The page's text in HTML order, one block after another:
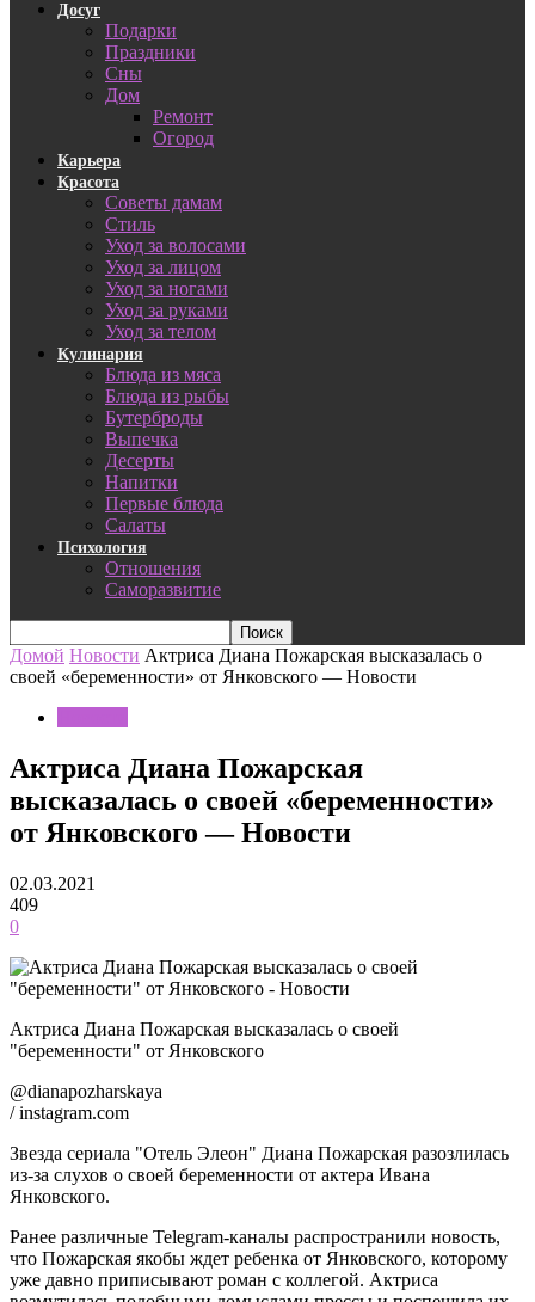
Досуг
Подарки
Праздники
Сны
Дом
Ремонт
Огород
Карьера
Красота
Советы дамам
Стиль
Уход за волосами
Уход за лицом
Уход за ногами
Уход за руками
Уход за телом
Кулинария
Блюда из мяса
Блюда из рыбы
Бутерброды
Выпечка
Десерты
Напитки
Первые блюда
Салаты
Психология
Отношения
Саморазвитие
Домой Новости Актриса Диана Пожарская высказалась о
своей «беременности» от Янковского — Новости
Актриса Диана Пожарская
высказалась о своей «беременности»
от Янковского — Новости
02.03.2021
409
0
Актриса Диана Пожарская высказалась о своей
"беременности" от Янковского
@dianapozharskaya
/ instagram.com
Звезда сериала "Отель Элеон" Диана Пожарская разозлилась
из-за слухов о своей беременности от актера Ивана
Янковского.
Ранее различные Telegram-каналы распространили новость,
что Пожарская якобы ждет ребенка от Янковского, которому
уже давно приписывают роман с коллегой. Актриса